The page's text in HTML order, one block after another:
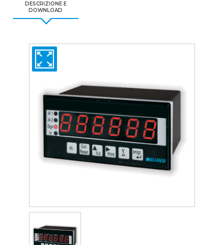
DESCRIZIONE E
DOWNLOAD